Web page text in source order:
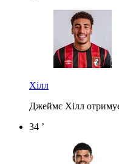
Хілл
Джеймс Хілл
34 ’